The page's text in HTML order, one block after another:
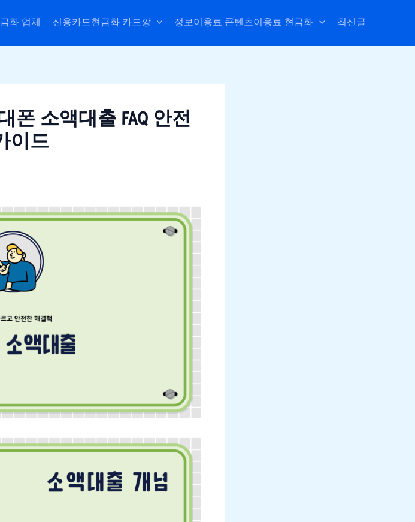
화 업체 신용카드현금화 카드깡 정보이용료 콘텐츠이용료 현금화 최신글
폰 소액대출 FAQ 안전
이드